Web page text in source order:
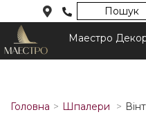
Пошук
Маестро
Головна Шпалери